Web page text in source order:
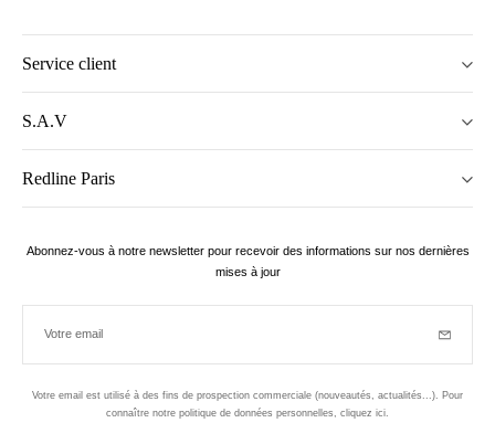
Service client
S.A.V
Redline Paris
Abonnez-vous à notre newsletter pour recevoir des informations sur nos dernières
mises à jour
Votre email
Votre email est utilisé à des fins de prospection commerciale (nouveautés, actualités...). Pour
connaître notre politique de données personnelles, cliquez ici.